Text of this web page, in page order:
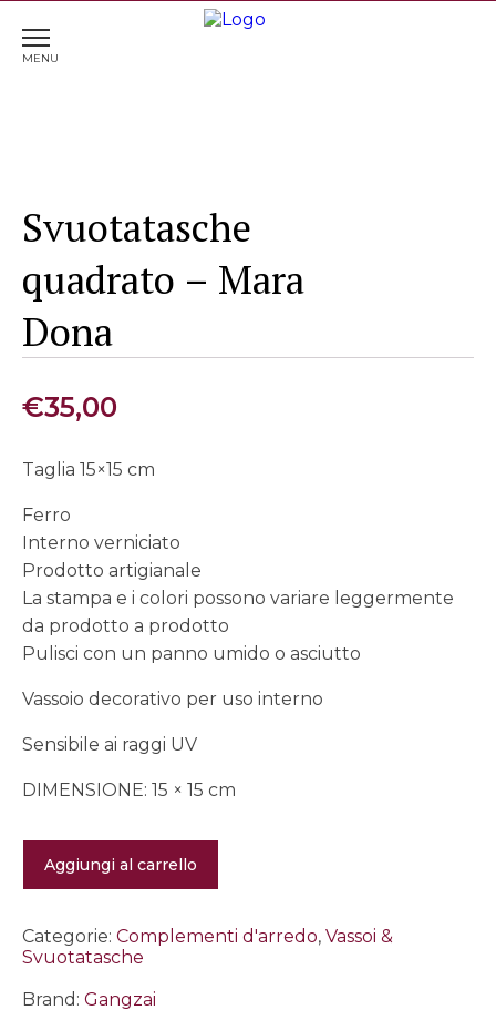
Home Complementi d'arredo
quadrato – Mara Dona
Svuotatasche
quadrato – Mara
Dona
€35,00
Taglia 15×15 cm
Ferro
Interno verniciato
Prodotto artigianale
La stampa e i colori possono variare leggermente
da prodotto a prodotto
Pulisci con un panno umido o asciutto
Vassoio decorativo per uso interno
Sensibile ai raggi UV
DIMENSIONE: 15 × 15 cm
quadrato
-
Dona
quantità
Aggiungi al carrello
Categorie: Complementi d'arredo, Vassoi &
Svuotatasche
Brand: Gangzai